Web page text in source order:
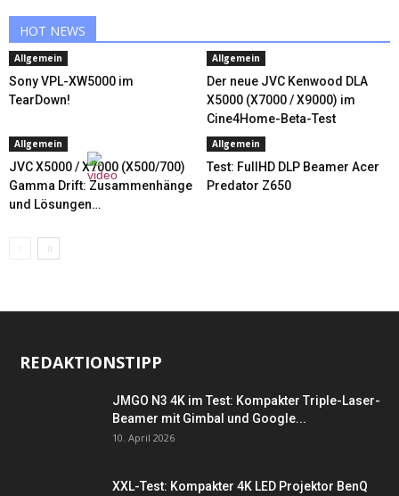
HOT NEWS
Allgemein
Sony VPL-XW5000 im
TearDown!
Allgemein
Der neue JVC Kenwood DLA
X5000 (X7000 / X9000) im
Cine4Home-Beta-Test
Allgemein
JVC X5000 / X7000 (X500/700)
Gamma Drift: Zusammenhänge
und Lösungen…
Allgemein
Test: FullHD DLP Beamer Acer
Predator Z650
REDAKTIONSTIPP
JMGO N3 4K im Test: Kompakter Triple-Laser-
Beamer mit Gimbal und Google...
10. April 2026
XXL-Test: Kompakter 4K LED Projektor BenQ